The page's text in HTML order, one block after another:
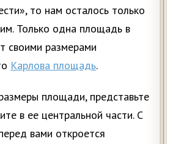
то нам осталось только
Только одна площадь в
своими размерами
Карлова площадь.
площади, представьте
в ее центральной части. С
вами откроется